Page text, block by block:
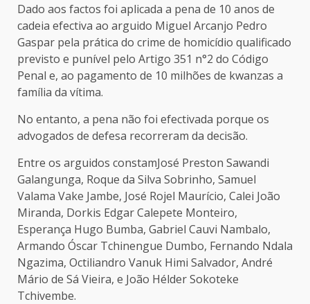
Dado aos factos foi aplicada a pena de 10 anos de
cadeia efectiva ao arguido Miguel Arcanjo Pedro
Gaspar pela prática do crime de homicídio qualificado
previsto e punível pelo Artigo 351 n°2 do Código
Penal e, ao pagamento de 10 milhões de kwanzas a
família da vítima.
No entanto, a pena não foi efectivada porque os
advogados de defesa recorreram da decisão.
Entre os arguidos constamJosé Preston Sawandi
Galangunga, Roque da Silva Sobrinho, Samuel
Valama Vake Jambe, José Rojel Maurício, Calei João
Miranda, Dorkis Edgar Calepete Monteiro,
Esperança Hugo Bumba, Gabriel Cauvi Nambalo,
Armando Óscar Tchinengue Dumbo, Fernando Ndala
Ngazima, Octiliandro Vanuk Himi Salvador, André
Mário de Sá Vieira, e João Hélder Sokoteke
Tchivembe.